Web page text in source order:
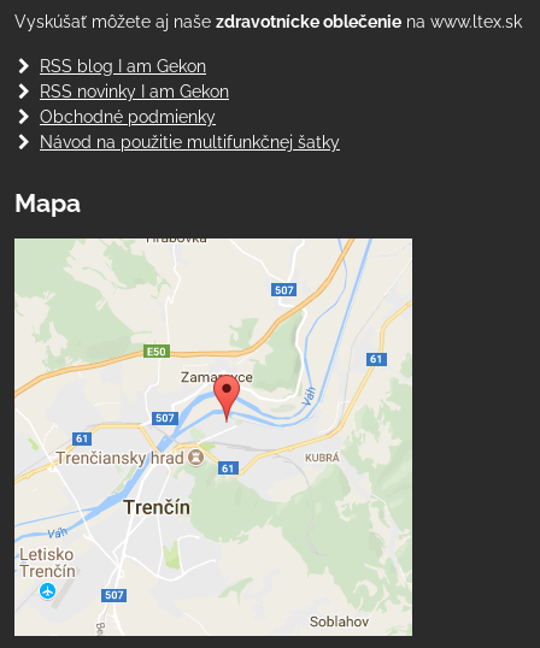
Vyskúšať môžete aj naše zdravotnícke oblečenie na www.ltex.sk
RSS blog I am Gekon
RSS novinky I am Gekon
Obchodné podmienky
Návod na použitie multifunkčnej šatky
Mapa